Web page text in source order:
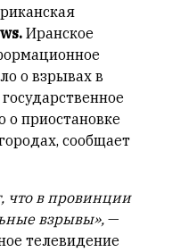
Иранское
о взрывах в
о приостановке
сообщает
что в провинции
взрывы», —
телевидение